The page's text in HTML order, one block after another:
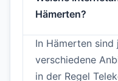
Hämerten?
In Hämerten sind
verschiedene
in der Regel